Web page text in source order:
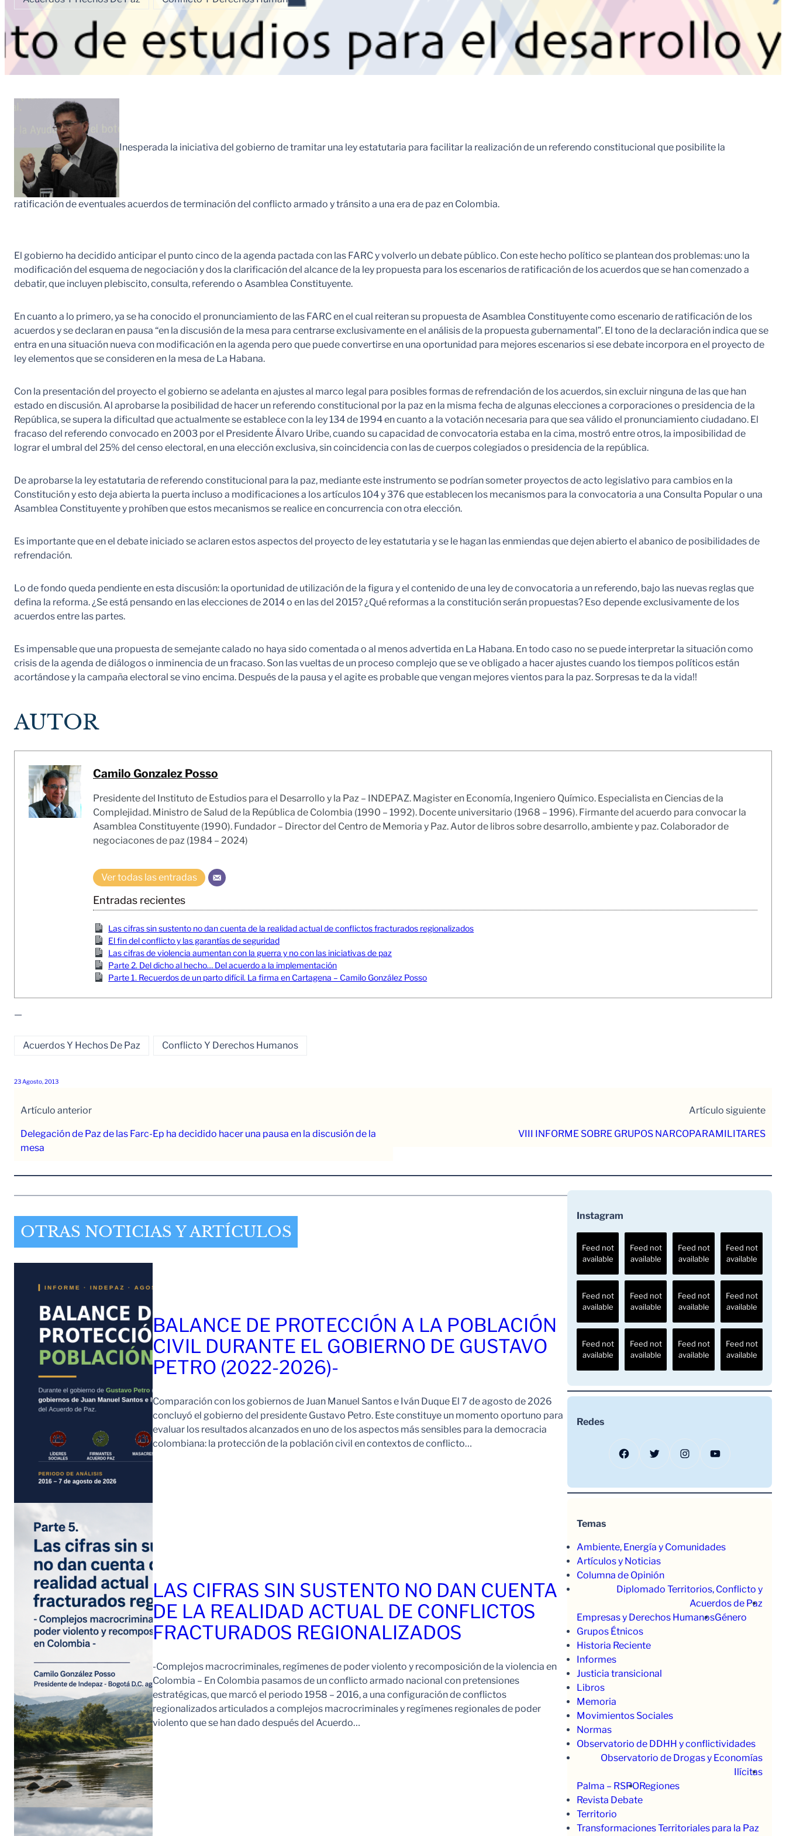
Inesperada la iniciativa del gobierno de tramitar una ley estatutaria para facilitar la realización de un referendo constitucional que posibilite la
ratificación de eventuales acuerdos de terminación del conflicto armado y tránsito a una era de paz en Colombia.
El gobierno ha decidido anticipar el punto cinco de la agenda pactada con las FARC y volverlo un debate público. Con este hecho político se plantean dos problemas: uno la
modificación del esquema de negociación y dos la clarificación del alcance de la ley propuesta para los escenarios de ratificación de los acuerdos que se han comenzado a
debatir, que incluyen plebiscito, consulta, referendo o Asamblea Constituyente.
En cuanto a lo primero, ya se ha conocido el pronunciamiento de las FARC en el cual reiteran su propuesta de Asamblea Constituyente como escenario de ratificación de los
acuerdos y se declaran en pausa “en la discusión de la mesa para centrarse exclusivamente en el análisis de la propuesta gubernamental”. El tono de la declaración indica que se
entra en una situación nueva con modificación en la agenda pero que puede convertirse en una oportunidad para mejores escenarios si ese debate incorpora en el proyecto de
ley elementos que se consideren en la mesa de La Habana.
Con la presentación del proyecto el gobierno se adelanta en ajustes al marco legal para posibles formas de refrendación de los acuerdos, sin excluir ninguna de las que han
estado en discusión. Al aprobarse la posibilidad de hacer un referendo constitucional por la paz en la misma fecha de algunas elecciones a corporaciones o presidencia de la
República, se supera la dificultad que actualmente se establece con la ley 134 de 1994 en cuanto a la votación necesaria para que sea válido el pronunciamiento ciudadano. El
fracaso del referendo convocado en 2003 por el Presidente Álvaro Uribe, cuando su capacidad de convocatoria estaba en la cima, mostró entre otros, la imposibilidad de
lograr el umbral del 25% del censo electoral, en una elección exclusiva, sin coincidencia con las de cuerpos colegiados o presidencia de la república.
De aprobarse la ley estatutaria de referendo constitucional para la paz, mediante este instrumento se podrían someter proyectos de acto legislativo para cambios en la
Constitución y esto deja abierta la puerta incluso a modificaciones a los artículos 104 y 376 que establecen los mecanismos para la convocatoria a una Consulta Popular o una
Asamblea Constituyente y prohíben que estos mecanismos se realice en concurrencia con otra elección.
Es importante que en el debate iniciado se aclaren estos aspectos del proyecto de ley estatutaria y se le hagan las enmiendas que dejen abierto el abanico de posibilidades de
refrendación.
Lo de fondo queda pendiente en esta discusión: la oportunidad de utilización de la figura y el contenido de una ley de convocatoria a un referendo, bajo las nuevas reglas que
defina la reforma. ¿Se está pensando en las elecciones de 2014 o en las del 2015? ¿Qué reformas a la constitución serán propuestas? Eso depende exclusivamente de los
acuerdos entre las partes.
Es impensable que una propuesta de semejante calado no haya sido comentada o al menos advertida en La Habana. En todo caso no se puede interpretar la situación como
crisis de la agenda de diálogos o inminencia de un fracaso. Son las vueltas de un proceso complejo que se ve obligado a hacer ajustes cuando los tiempos políticos están
acortándose y la campaña electoral se vino encima. Después de la pausa y el agite es probable que vengan mejores vientos para la paz. Sorpresas te da la vida!!
AUTOR
Camilo Gonzalez Posso
Presidente del Instituto de Estudios para el Desarrollo y la Paz – INDEPAZ. Magister en Economía, Ingeniero Químico. Especialista en Ciencias de la
Complejidad. Ministro de Salud de la República de Colombia (1990 – 1992). Docente universitario (1968 – 1996). Firmante del acuerdo para convocar la
Asamblea Constituyente (1990). Fundador – Director del Centro de Memoria y Paz. Autor de libros sobre desarrollo, ambiente y paz. Colaborador de
negociacones de paz (1984 – 2024)
Ver todas las entradas
Entradas recientes
Las cifras sin sustento no dan cuenta de la realidad actual de conflictos fracturados regionalizados
El fin del conflicto y las garantías de seguridad
Las cifras de violencia aumentan con la guerra y no con las iniciativas de paz
Parte 2. Del dicho al hecho… Del acuerdo a la implementación
Parte 1. Recuerdos de un parto difícil. La firma en Cartagena – Camilo González Posso
—
Acuerdos Y Hechos De Paz Conflicto Y Derechos Humanos
23 Agosto, 2013
Artículo anterior
Delegación de Paz de las Farc-Ep ha decidido hacer una pausa en la discusión de la
mesa
Artículo siguiente
VIII INFORME SOBRE GRUPOS NARCOPARAMILITARES
OTRAS NOTICIAS Y ARTÍCULOS
BALANCE DE PROTECCIÓN A LA POBLACIÓN
CIVIL DURANTE EL GOBIERNO DE GUSTAVO
PETRO (2022-2026)-
Comparación con los gobiernos de Juan Manuel Santos e Iván Duque El 7 de agosto de 2026
concluyó el gobierno del presidente Gustavo Petro. Este constituye un momento oportuno para
evaluar los resultados alcanzados en uno de los aspectos más sensibles para la democracia
colombiana: la protección de la población civil en contextos de conflicto…
LAS CIFRAS SIN SUSTENTO NO DAN CUENTA
DE LA REALIDAD ACTUAL DE CONFLICTOS
FRACTURADOS REGIONALIZADOS
-Complejos macrocriminales, regímenes de poder violento y recomposición de la violencia en
Colombia – En Colombia pasamos de un conflicto armado nacional con pretensiones
estratégicas, que marcó el periodo 1958 – 2016, a una configuración de conflictos
regionalizados articulados a complejos macrocriminales y regímenes regionales de poder
violento que se han dado después del Acuerdo…
Instagram
Feed not
available
Feed not
available
Feed not
available
Feed not
available
Feed not
available
Feed not
available
Feed not
available
Feed not
available
Feed not
available
Feed not
available
Feed not
available
Feed not
available
Redes
Facebook Twitter Instagram YouTube
Temas
Ambiente, Energía y Comunidades
Artículos y Noticias
Columna de Opinión
Diplomado Territorios, Conflicto y
Acuerdos de Paz
Empresas y Derechos HumanosGénero
Grupos Étnicos
Historia Reciente
Informes
Justicia transicional
Libros
Memoria
Movimientos Sociales
Normas
Observatorio de DDHH y conflictividades
Observatorio de Drogas y Economías
Ilícitas
Palma – RSPORegiones
Revista Debate
Territorio
Transformaciones Territoriales para la Paz